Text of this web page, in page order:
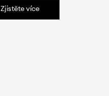
Zjistěte více